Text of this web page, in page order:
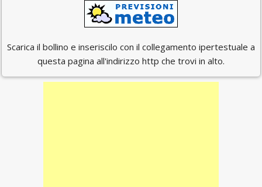
Scarica il bollino e inseriscilo con il collegamento ipertestuale a
questa pagina all'indirizzo http che trovi in alto.